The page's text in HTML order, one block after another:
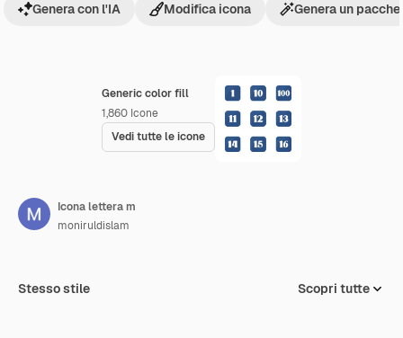
Generic color fill
1,860 Icone
Vedi tutte le icone
Genera con l'IA Modifica icona Genera un
Icona lettera m
moniruldislam
Stesso stile Scopri tutte